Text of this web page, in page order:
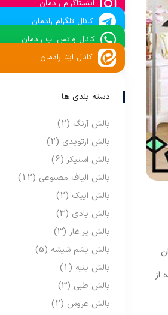
از
اینستاگرام رادمان
کانال تلگرام رادمان
کانال واتس اپ رادمان
کانال ایتا رادمان
دسته بندی ها
بالش آرنگ (2)
بالش ارتوپدی (2)
بالش استیکر (6)
بالش الیاف مصنوعی (12)
بالش ایپک (2)
بالش بادی (3)
بالش پر غاز (3)
بالش پشم شیشه (5)
بالش پنبه (1)
بالش طبی (3)
بالش عروس (2)